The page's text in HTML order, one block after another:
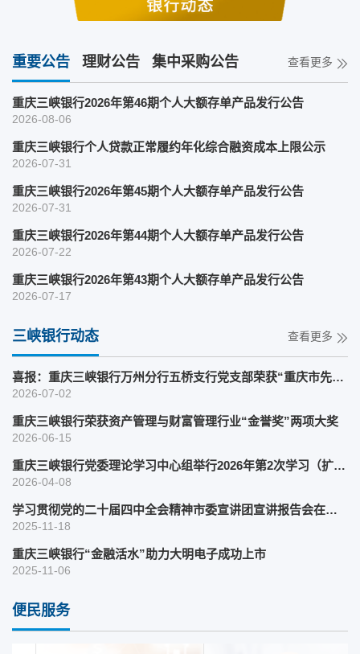
重要公告 理财公告 集中采购公告
分散采购公告
查看更多
重庆三峡银行2026年第46期个人大额存单产品发行公告
2026-08-06
重庆三峡银行个人贷款正常履约年化综合融资成本上限公示
2026-07-31
重庆三峡银行2026年第45期个人大额存单产品发行公告
2026-07-31
重庆三峡银行2026年第44期个人大额存单产品发行公告
2026-07-22
重庆三峡银行2026年第43期个人大额存单产品发行公告
2026-07-17
三峡银行动态 查看更多
喜报：重庆三峡银行万州分行五桥支行党支部荣获“重庆市先进基层党组织”称...
2026-07-02
重庆三峡银行荣获资产管理与财富管理行业“金誉奖”两项大奖
2026-06-15
重庆三峡银行党委理论学习中心组举行2026年第2次学习（扩大）会暨树立和践行...
2026-04-08
学习贯彻党的二十届四中全会精神市委宣讲团宣讲报告会在重庆三峡银行举行
2025-11-18
重庆三峡银行“金融活水”助力大明电子成功上市
2025-11-06
便民服务